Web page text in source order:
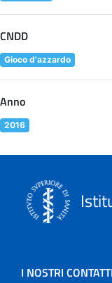
CNDD
Gioco d'azzardo
Anno
2016
I NOSTRI CONTATTI